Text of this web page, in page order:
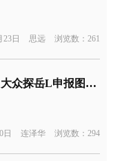
23日 思远 浏览数：261
两种外观设计！大众探岳L申报图曝光
日 连泽华 浏览数：294